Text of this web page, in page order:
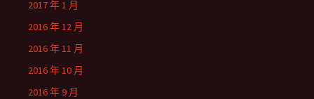
2017 年 1 月
2016 年 12 月
2016 年 11 月
2016 年 10 月
2016 年 9 月